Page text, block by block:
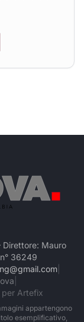
Mauro
36249
per Artefix
appartengono
esemplificativo,